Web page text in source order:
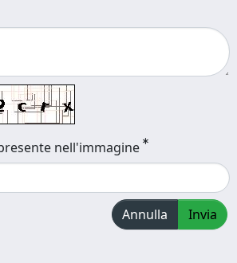
nell'immagine
Annulla Invia